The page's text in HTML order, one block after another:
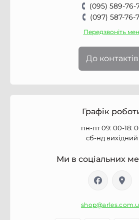
(095) 589-76-
(097) 587-76-
Передзвоніть
До контактів
Графік
пн-пт 09: 00-18:
сб-нд вихідний
Ми в соціальних